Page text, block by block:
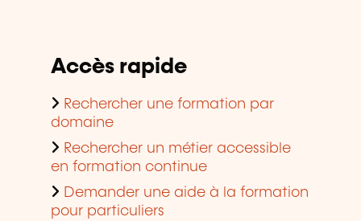
Accès rapide
Rechercher une formation par
domaine
Rechercher un métier accessible
en formation continue
Demander une aide à la formation
pour particuliers